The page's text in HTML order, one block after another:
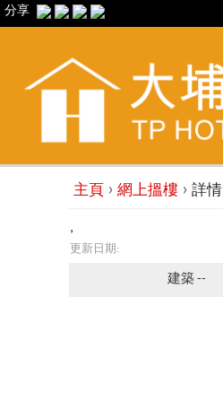
分享
主頁 › 網上搵樓 › 詳情
,
更新日期:
建築 --